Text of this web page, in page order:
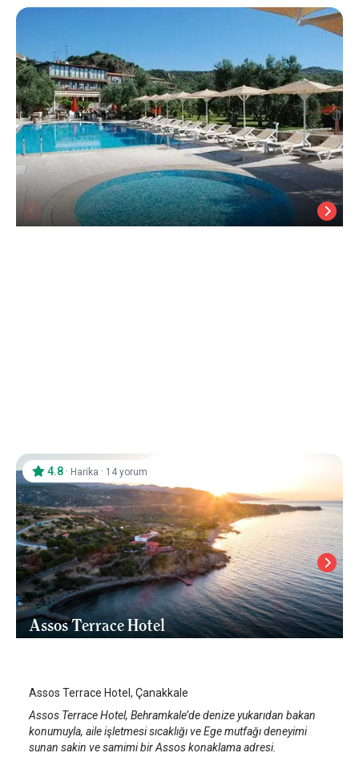
Assos Terrace Hotel
4.8 · Harika · 14 yorum
Assos Terrace Hotel, Çanakkale
Assos Terrace Hotel, Behramkale’de denize yukarıdan bakan
konumuyla, aile işletmesi sıcaklığı ve Ege mutfağı deneyimi
sunan sakin ve samimi bir Assos konaklama adresi.